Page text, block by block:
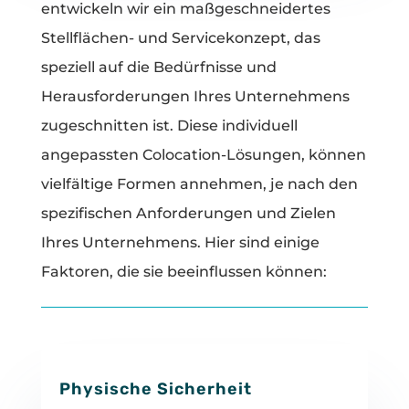
entwickeln wir ein maßgeschneidertes
Stellflächen- und Servicekonzept, das
speziell auf die Bedürfnisse und
Herausforderungen Ihres Unternehmens
zugeschnitten ist. Diese individuell
angepassten Colocation-Lösungen, können
vielfältige Formen annehmen, je nach den
spezifischen Anforderungen und Zielen
Ihres Unternehmens. Hier sind einige
Faktoren, die sie beeinflussen können:
Physische Sicherheit